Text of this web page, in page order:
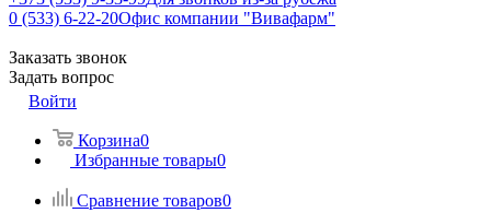
0 (533) 6-22-20Офис компании "Вивафарм"
Заказать звонок
Задать вопрос
Войти
Корзина0
Избранные товары0
Сравнение товаров0